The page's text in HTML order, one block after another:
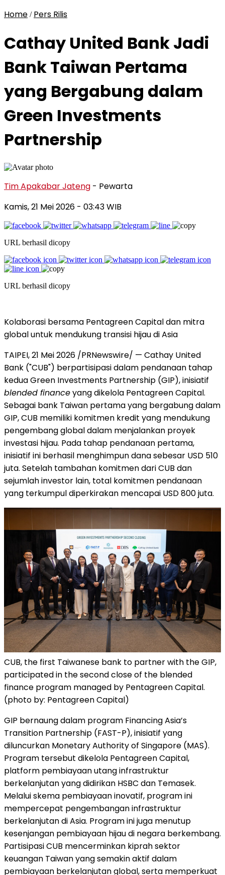
Home / Pers Rilis
Cathay United Bank Jadi
Bank Taiwan Pertama
yang Bergabung dalam
Green Investments
Partnership
Tim Apakabar Jateng - Pewarta
Kamis, 21 Mei 2026 - 03:43 WIB
URL berhasil dicopy
URL berhasil dicopy
Kolaborasi bersama Pentagreen Capital dan mitra
global untuk mendukung transisi hijau di Asia
TAIPEI, 21 Mei 2026 /PRNewswire/ — Cathay United
Bank ("CUB") berpartisipasi dalam pendanaan tahap
kedua Green Investments Partnership (GIP), inisiatif
blended financeyang dikelola Pentagreen Capital.
Sebagai bank Taiwan pertama yang bergabung dalam
GIP, CUB memiliki komitmen kredit yang mendukung
pengembang global dalam menjalankan proyek
investasi hijau. Pada tahap pendanaan pertama,
inisiatif ini berhasil menghimpun dana sebesar USD 510
juta. Setelah tambahan komitmen dari CUB dan
sejumlah investor lain, total komitmen pendanaan
yang terkumpul diperkirakan mencapai USD 800 juta.
CUB, the first Taiwanese bank to partner with the GIP,
participated in the second close of the blended
finance program managed by Pentagreen Capital.
(photo by: Pentagreen Capital)
GIP bernaung dalam program Financing Asia’s
Transition Partnership (FAST-P), inisiatif yang
diluncurkan Monetary Authority of Singapore (MAS).
Program tersebut dikelola Pentagreen Capital,
platform pembiayaan utang infrastruktur
berkelanjutan yang didirikan HSBC dan Temasek.
Melalui skema pembiayaan inovatif, program ini
mempercepat pengembangan infrastruktur
berkelanjutan di Asia. Program ini juga menutup
kesenjangan pembiayaan hijau di negara berkembang.
Partisipasi CUB mencerminkan kiprah sektor
keuangan Taiwan yang semakin aktif dalam
pembiayaan berkelanjutan global, serta memperkuat